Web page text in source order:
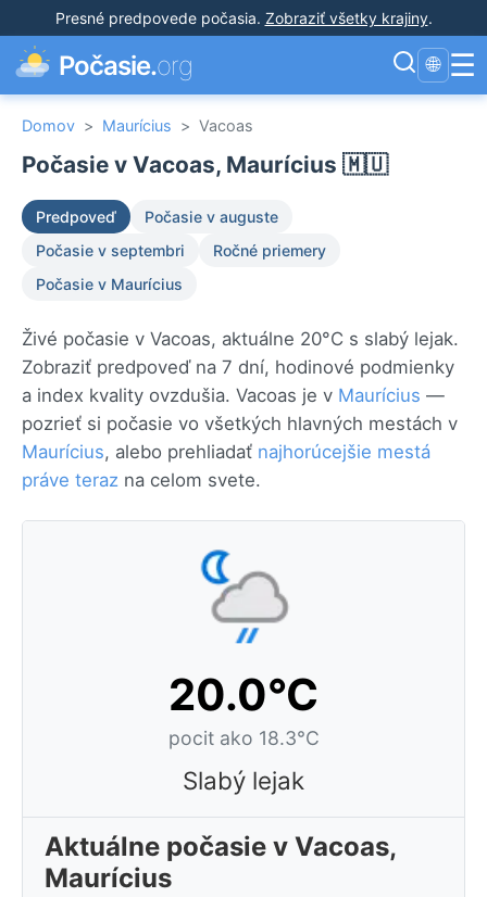
Presné predpovede počasia. Zobraziť všetky krajiny.
Počasie.org 🌐 ☰
Domov > Maurícius > Vacoas
Počasie v Vacoas, Maurícius 🇲🇺
Predpoveď
Počasie v auguste
Počasie v septembri
Ročné priemery
Počasie v Maurícius
Živé počasie v Vacoas, aktuálne 20°C s slabý lejak.
Zobraziť predpoveď na 7 dní, hodinové podmienky
a index kvality ovzdušia. Vacoas je v Maurícius —
pozrieť si počasie vo všetkých hlavných mestách v
Maurícius, alebo prehliadať najhorúcejšie mestá
práve teraz na celom svete.
20.0°C
pocit ako 18.3°C
Slabý lejak
Aktuálne počasie v Vacoas,
Maurícius